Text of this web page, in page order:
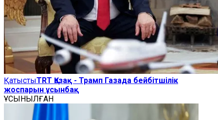
ҚатыстыTRT Қазақ - Трамп Газада бейбітшілік
жоспарын ұсынбақ
ҰСЫНЫЛҒАН